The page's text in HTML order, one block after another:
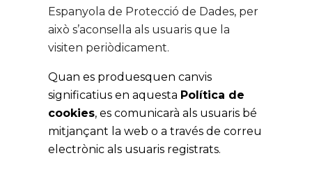
Espanyola de Protecció de Dades, per
això s’aconsella als usuaris que la
visiten periòdicament.
Quan es produesquen canvis
significatius en aquesta Política de
cookies, es comunicarà als usuaris bé
mitjançant la web o a través de correu
electrònic als usuaris registrats.